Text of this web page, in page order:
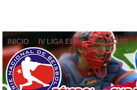
INICIO IV LIGA ELITE NOTICIAS